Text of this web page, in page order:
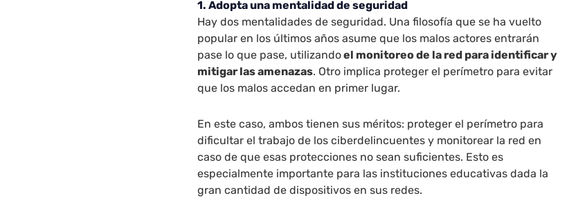
1. Adopta una mentalidad de seguridad
Hay dos mentalidades de seguridad. Una filosofía que se ha vuelto
popular en los últimos años asume que los malos actores entrarán
pase lo que pase, utilizandoel monitoreo de la red para identificar y
mitigar las amenazas. Otro implica proteger el perímetro para evitar
que los malos accedan en primer lugar.
En este caso, ambos tienen sus méritos: proteger el perímetro para
dificultar el trabajo de los ciberdelincuentes y monitorear la red en
caso de que esas protecciones no sean suficientes. Esto es
especialmente importante para las instituciones educativas dada la
gran cantidad de dispositivos en sus redes.